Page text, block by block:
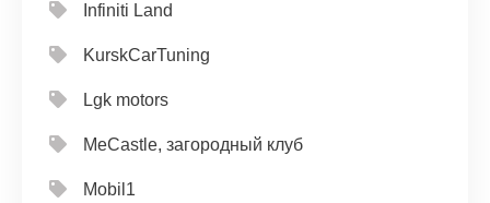
Infiniti Land
KurskCarTuning
Lgk motors
MeCastle, загородный клуб
Mobil1